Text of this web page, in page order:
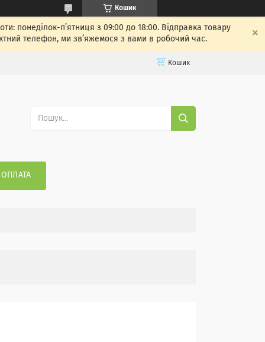
Кошик
понеділок-п’ятниця з 09:00 до 18:00. Відправка товару
телефон, ми зв’яжемося з вами в робочий час.
Кошик